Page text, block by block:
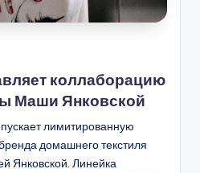
коллаборацию
Маши Янковской
лимитированную
домашнего текстиля
Янковской. Линейка